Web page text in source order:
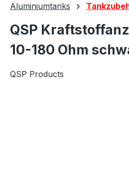
Aluminiumtanks
QSP
10-180 Ohm
QSP Products